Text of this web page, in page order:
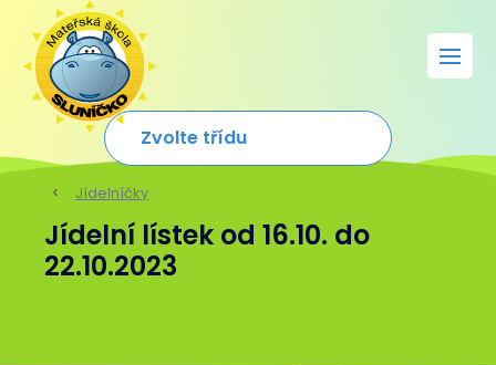
Jídelníčky
Jídelní lístek od 16.10. do
22.10.2023